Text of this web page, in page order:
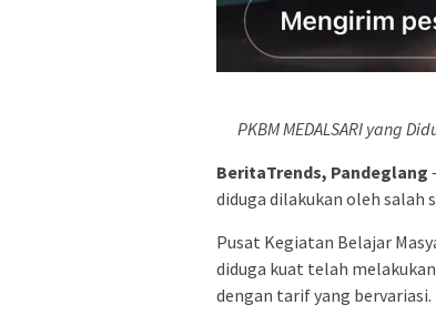
PKBM MEDALSARI yang
BeritaTrends, Pandeglang
diduga dilakukan oleh salah
Pusat Kegiatan Belajar
diduga kuat telah
dengan tarif yang bervariasi.